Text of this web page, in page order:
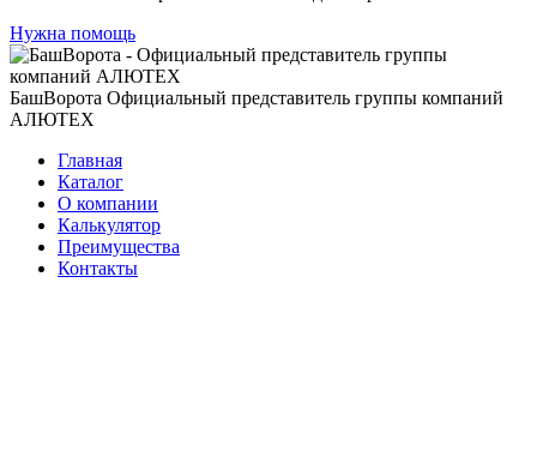
Нужна помощь
БашВорота Официальный представитель группы компаний
АЛЮТЕХ
Главная
Каталог
О компании
Калькулятор
Преимущества
Контакты